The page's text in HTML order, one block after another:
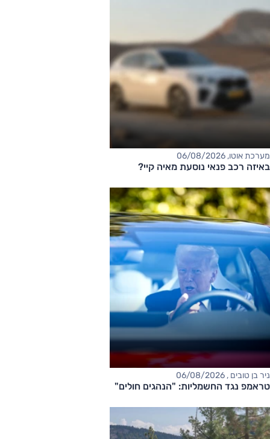
מערכת אוטו, 06/08/2026
באיזה רכב פנאי נוסעת מאיה קיי?
ניר בן טובים , 06/08/2026
טראמפ נגד החשמליות: "הנהגים חולים"